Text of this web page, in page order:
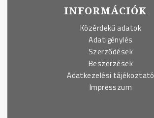
INFORMÁCIÓK
Közérdekű adatok
Adatigénylés
Szerződések
Beszerzések
Adatkezelési tájékoztató
Impresszum